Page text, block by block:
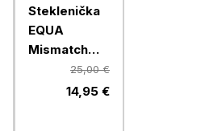
Steklenička
EQUA
Mismatch
Lava, 750 ml
25,00 €
14,95 €